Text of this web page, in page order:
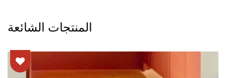
المنتجات الشائعة